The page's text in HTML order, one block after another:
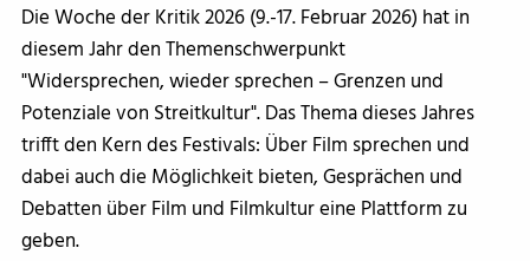
Die Woche der Kritik 2026 (9.-17. Februar 2026) hat in
diesem Jahr den Themenschwerpunkt
"Widersprechen, wieder sprechen – Grenzen und
Potenziale von Streitkultur". Das Thema dieses Jahres
trifft den Kern des Festivals: Über Film sprechen und
dabei auch die Möglichkeit bieten, Gesprächen und
Debatten über Film und Filmkultur eine Plattform zu
geben.